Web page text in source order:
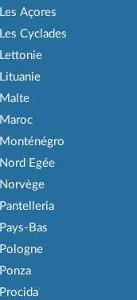
Les Açores
Les Cyclades
Lettonie
Lituanie
Malte
Maroc
Monténégro
Nord Egée
Norvège
Pantelleria
Pays-Bas
Pologne
Ponza
Procida